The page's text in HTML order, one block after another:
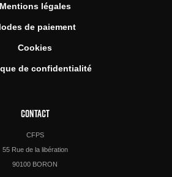
Mentions légales
de paiement
Cookies
de confidentialité
CONTACT
CFPS
55 Rue de la libération
90100 BORON